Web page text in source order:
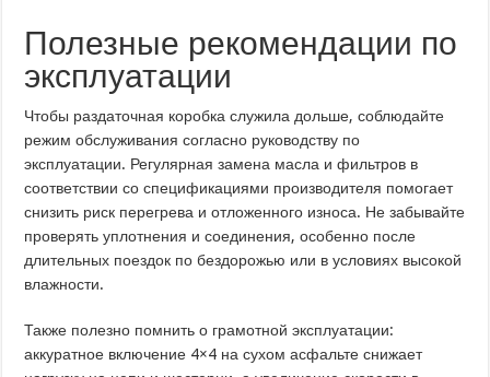
Полезные рекомендации по
эксплуатации
Чтобы раздаточная коробка служила дольше, соблюдайте
режим обслуживания согласно руководству по
эксплуатации. Регулярная замена масла и фильтров в
соответствии со спецификациями производителя помогает
снизить риск перегрева и отложенного износа. Не забывайте
проверять уплотнения и соединения, особенно после
длительных поездок по бездорожью или в условиях высокой
влажности.
Также полезно помнить о грамотной эксплуатации:
аккуратное включение 4×4 на сухом асфальте снижает